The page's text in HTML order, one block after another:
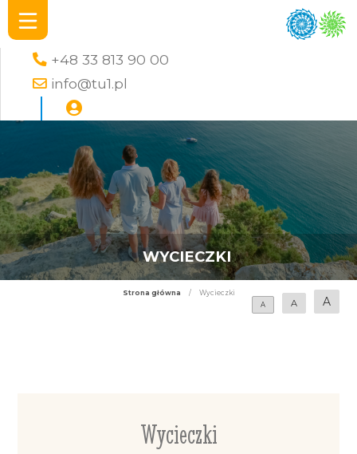
+48 33 813 90 00
info@tu1.pl
WYCIECZKI
Strona główna /
Wycieczki
A
A A
Wycieczki